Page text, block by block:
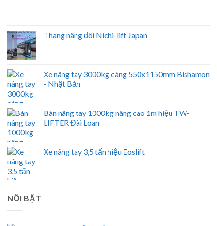
Thang nâng đôi Nichi-lift Japan
Xe nâng tay 3000kg càng 550x1150mm Bishamon
- Nhật Bản
Bàn nâng tay 1000kg nâng cao 1m hiệu TW-
LIFTER Đài Loan
Xe nâng tay 3,5 tấn hiệu Eoslift
NỔI BẬT